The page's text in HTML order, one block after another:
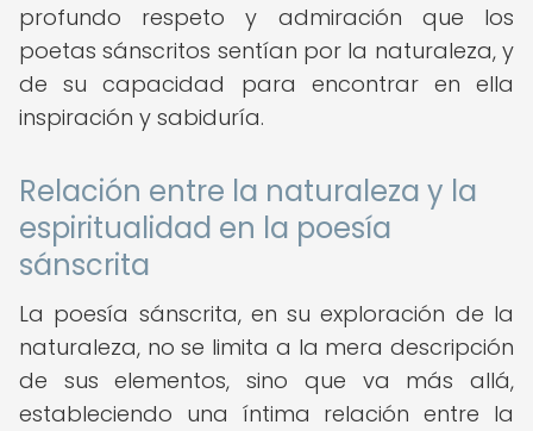
profundo respeto y admiración que los
poetas sánscritos sentían por la naturaleza, y
de su capacidad para encontrar en ella
inspiración y sabiduría.
Relación entre la naturaleza y la
espiritualidad en la poesía
sánscrita
La poesía sánscrita, en su exploración de la
naturaleza, no se limita a la mera descripción
de sus elementos, sino que va más allá,
estableciendo una íntima relación entre la